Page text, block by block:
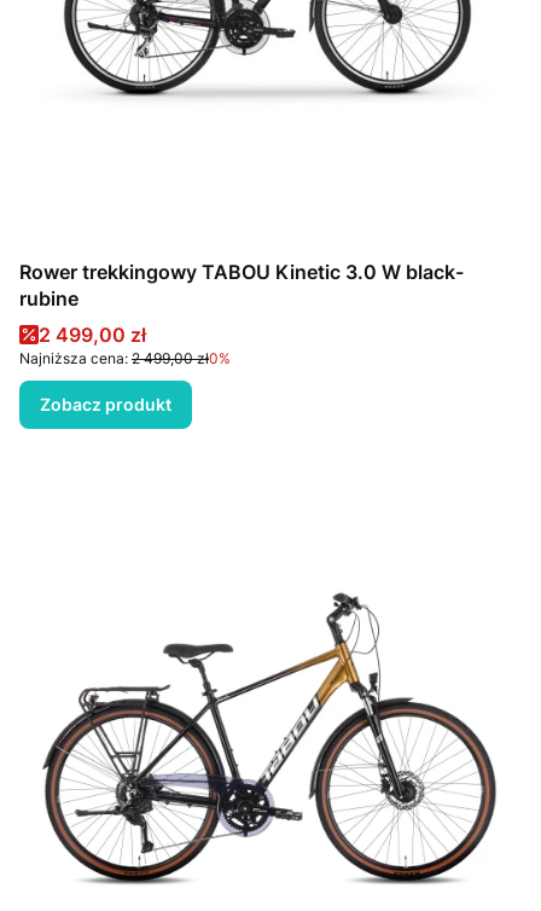
Rower trekkingowy TABOU Kinetic 3.0 W black-
rubine
Cena promocyjna
2 499,00 zł
Najniższa cena: 2 499,00 zł0%
Zobacz produkt